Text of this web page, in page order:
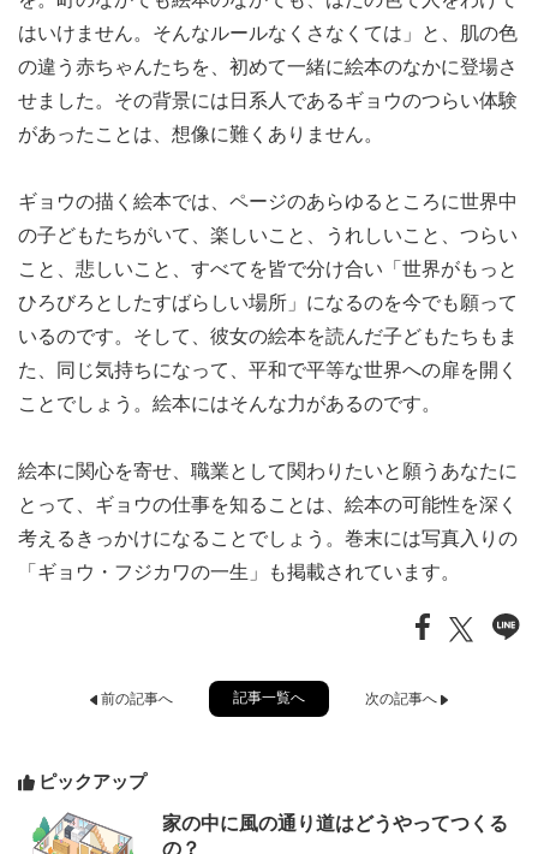
はいけません。そんなルールなくさなくては」と、肌の色
の違う赤ちゃんたちを、初めて一緒に絵本のなかに登場さ
せました。その背景には日系人であるギョウのつらい体験
があったことは、想像に難くありません。
ギョウの描く絵本では、ページのあらゆるところに世界中
の子どもたちがいて、楽しいこと、うれしいこと、つらい
こと、悲しいこと、すべてを皆で分け合い「世界がもっと
ひろびろとしたすばらしい場所」になるのを今でも願って
いるのです。そして、彼女の絵本を読んだ子どもたちもま
た、同じ気持ちになって、平和で平等な世界への扉を開く
ことでしょう。絵本にはそんな力があるのです。
絵本に関心を寄せ、職業として関わりたいと願うあなたに
とって、ギョウの仕事を知ることは、絵本の可能性を深く
考えるきっかけになることでしょう。巻末には写真入りの
「ギョウ・フジカワの一生」も掲載されています。
前の記事へ 記事一覧へ 次の記事へ
ピックアップ
家の中に風の通り道はどうやってつくる
の？